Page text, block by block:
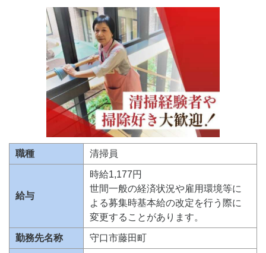
職種 清掃員
給与
時給1,177円
世間一般の経済状況や雇用環境等に
よる募集時基本給の改定を行う際に
変更することがあります。
勤務先名称 守口市藤田町